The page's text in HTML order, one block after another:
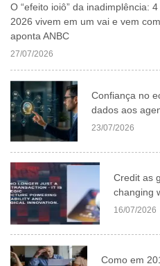
O “efeito ioiô” da inadimplência:
2026 vivem em um vai e vem
aponta ANBC
27/07/2026
Confiança no
dados aos
23/07/2026
Credit as
changing
16/07/2026
Como em